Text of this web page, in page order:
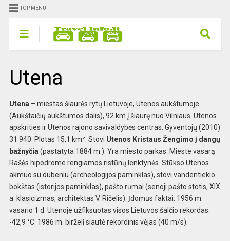
TOP MENU
Utena
Utena – miestas šiaurės rytų Lietuvoje, Utenos aukštumoje
(Aukštaičių aukštumos dalis), 92 km į šiaurę nuo Vilniaus. Utenos
apskrities ir Utenos rajono savivaldybės centras. Gyventojų (2010)
31 940. Plotas 15,1 km². Stovi Utenos Kristaus Žengimo į dangų
bažnyčia (pastatyta 1884 m.). Yra miesto parkas. Mieste vasarą
Rašės hipodrome rengiamos ristūnų lenktynės. Stūkso Utenos
akmuo su dubeniu (archeologijos paminklas), stovi vandentiekio
bokštas (istorijos paminklas), pašto rūmai (senoji pašto stotis, XIX
a. klasicizmas, architektas V. Ričelis). Įdomūs faktai: 1956 m.
vasario 1 d. Utenoje užfiksuotas visos Lietuvos šalčio rekordas:
-42,9 °C. 1986 m. birželį siautė rekordinis vėjas (40 m/s).